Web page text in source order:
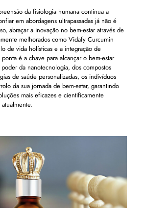
da fisiologia humana continua a
em abordagens ultrapassadas já não é
abraçar a inovação no bem-estar através de
melhorados como Vidafy Curcumin
de vida holísticas e a integração de
é a chave para alcançar o bem-estar
da nanotecnologia, dos compostos
de saúde personalizadas, os indivíduos
da sua jornada de bem-estar, garantindo
mais eficazes e cientificamente